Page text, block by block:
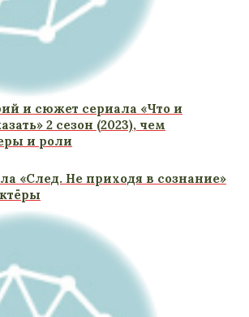
и сюжет сериала «Что и
2 сезон (2023), чем
и роли
«След. Не приходя в сознание»